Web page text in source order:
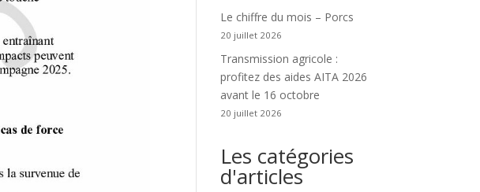
Le chiffre du mois – Porcs
20 juillet 2026
Transmission agricole :
profitez des aides AITA 2026
avant le 16 octobre
20 juillet 2026
Les catégories
d'articles